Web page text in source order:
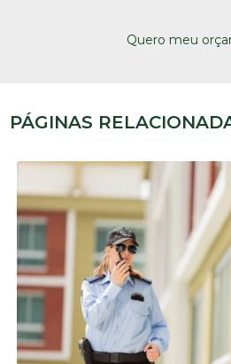
Quero meu
PÁGINAS